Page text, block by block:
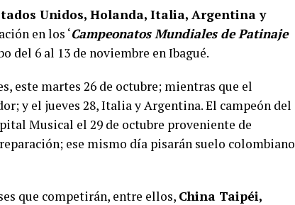
Unidos, Holanda, Italia, Argentina y
en los ‘Campeonatos Mundiales de Patinaje
del 6 al 13 de noviembre en Ibagué.
este martes 26 de octubre; mientras que el
y el jueves 28, Italia y Argentina. El campeón del
Musical el 29 de octubre proveniente de
ese mismo día pisarán suelo colombiano
que competirán, entre ellos, China Taipéi,